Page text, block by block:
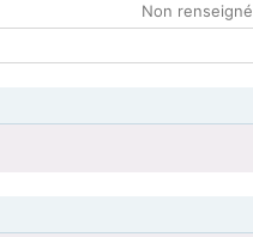
Non renseigné